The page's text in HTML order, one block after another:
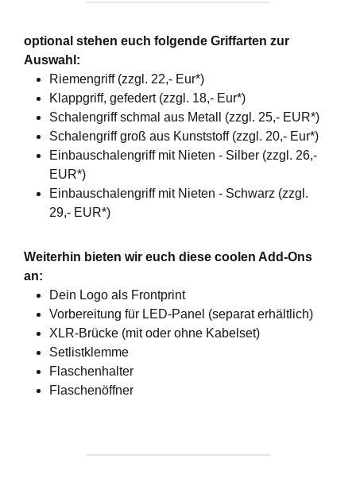
optional stehen euch folgende Griffarten zur
Auswahl:
Riemengriff (zzgl. 22,- Eur*)
Klappgriff, gefedert (zzgl. 18,- Eur*)
Schalengriff schmal aus Metall (zzgl. 25,- EUR*)
Schalengriff groß aus Kunststoff (zzgl. 20,- Eur*)
Einbauschalengriff mit Nieten - Silber (zzgl. 26,-
EUR*)
Einbauschalengriff mit Nieten - Schwarz (zzgl.
29,- EUR*)
Weiterhin bieten wir euch diese coolen Add-Ons
an:
Dein Logo als Frontprint
Vorbereitung für LED-Panel (separat erhältlich)
XLR-Brücke (mit oder ohne Kabelset)
Setlistklemme
Flaschenhalter
Flaschenöffner